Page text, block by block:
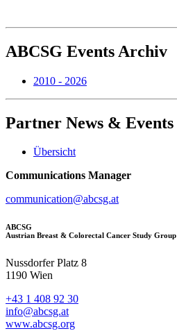
ABCSG Events Archiv
2010 - 2026
Partner News & Events
Übersicht
Communications Manager
communication@abcsg.at
ABCSG
Austrian Breast & Colorectal Cancer Study Group
Nussdorfer Platz 8
1190 Wien
+43 1 408 92 30
info@abcsg.at
www.abcsg.org